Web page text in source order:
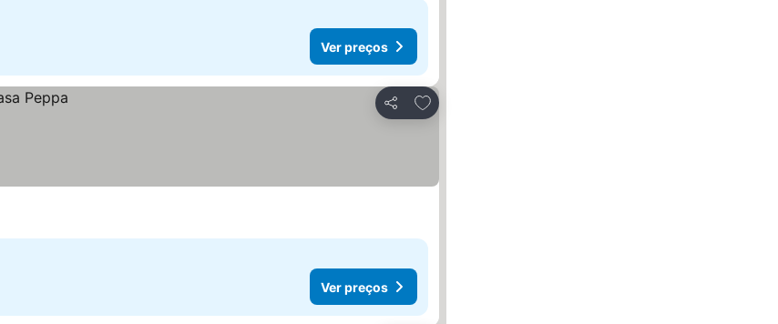
Ver preços
Partilhar
Adicionar aos favoritos
Ver preços